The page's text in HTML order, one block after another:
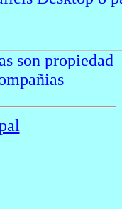
son propiedad